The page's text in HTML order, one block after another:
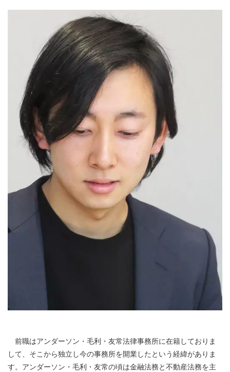
前職はアンダーソン・毛利・友常法律事務所に在籍しておりま
して、そこから独立し今の事務所を開業したという経緯がありま
す。アンダーソン・毛利・友常の頃は金融法務と不動産法務を主